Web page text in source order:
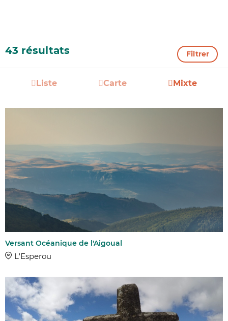
43 résultats Filtrer
Liste Carte Mixte
Versant Océanique de l'Aigoual
L'Esperou